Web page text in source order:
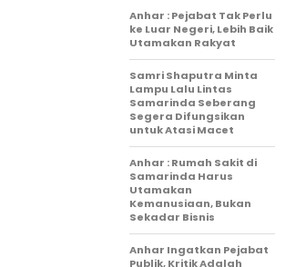
Anhar : Pejabat Tak Perlu
ke Luar Negeri, Lebih Baik
Utamakan Rakyat
Samri Shaputra Minta
Lampu Lalu Lintas
Samarinda Seberang
Segera Difungsikan
untuk Atasi Macet
Anhar : Rumah Sakit di
Samarinda Harus
Utamakan
Kemanusiaan, Bukan
Sekadar Bisnis
Anhar Ingatkan Pejabat
Publik, Kritik Adalah